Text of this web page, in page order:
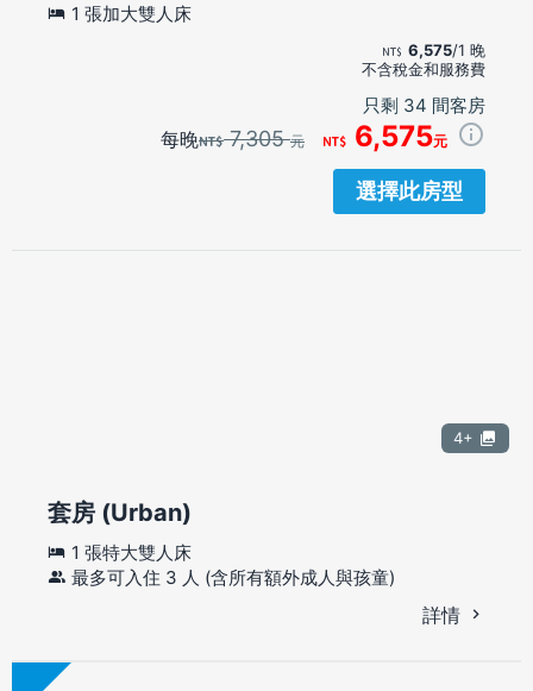
1 張加大雙人床
6,575/1 晚
不含稅金和服務費
只剩 34 間客房
每晚 7,305元 6,575元
選擇此房型
4+
套房 (Urban)
1 張特大雙人床
最多可入住 3 人 (含所有額外成人與孩童)
詳情